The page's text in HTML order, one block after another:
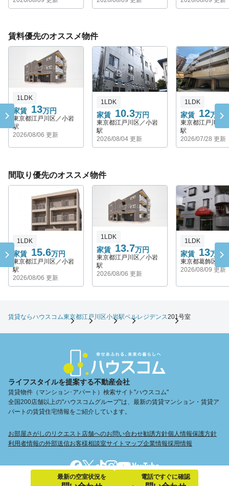
最新の空室状況を 電話ですぐに確認
賃料優先のオススメ物件
家賃 13万円
1LDK
東京都江戸川区／小岩
駅
2026/08/06 更新
家賃 10.3万円
1LDK
東京都江戸川区／小岩
駅
2026/08/04 更新
家賃 12万円
1LDK
東京都江戸川区
駅
2026/07/28 更新
間取り優先のオススメ物件
家賃 15.6万円
1LDK
東京都江戸川区／小岩
駅
2026/08/06 更新
家賃 13.7万円
1LDK
東京都江戸川区／小岩
駅
2026/08/06 更新
家賃 13万円
1LDK
東京都葛飾区／
2026/08/09 更新
賃貸ならハウスコム東京都江戸川区小岩駅ベルレジデンス201号室
ライフスタイルを提案する不動産会社
賃貸物件（マンション･アパート）検索サイト"ハウスコム"
全国200店舗以上の"ハウスコムグループ"は、最新の賃貸マンション・賃貸ア
パートの賃貸住宅情報をご紹介しています。
お部屋さがしのリクエスト 店舗へのお問い合わせ勧誘方針個人情報保護方針
利用者情報の外部送信お客様相談室サイトマップ企業情報採用情報
Copyright © Housecom. All Rights Reserved.